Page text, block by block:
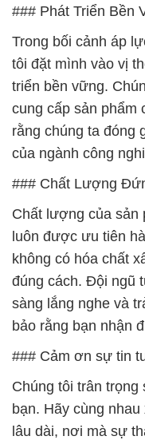
### Phát Triển Bền
Trong bối cảnh áp
tôi đặt mình vào vị
triển bền vững.
cung cấp sản phẩm
rằng chúng ta đóng
của ngành công
### Chất Lượng
Chất lượng của sản
luôn được ưu tiên
không có hóa chất
đúng cách. Đội ngũ
sàng lắng nghe và
bảo rằng bạn nhận
### Cảm ơn sự tin
Chúng tôi trân
bạn. Hãy cùng
lâu dài, nơi mà sự